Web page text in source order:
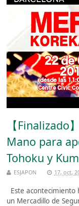
【Finalizado
Mano para
Tohoku y
ESJAPON 17, oct,
Este acontecimiento
un Mercadillo de